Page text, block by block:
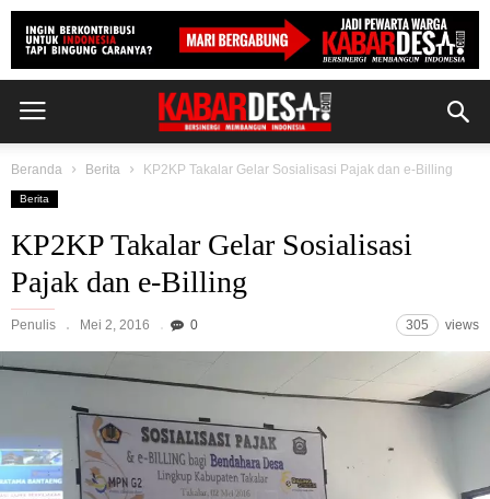
Beranda Berita KP2KP Takalar Gelar Sosialisasi Pajak dan e-Billing
Berita
KP2KP Takalar Gelar Sosialisasi
Pajak dan e-Billing
Penulis Mei 2, 2016 0 305 views